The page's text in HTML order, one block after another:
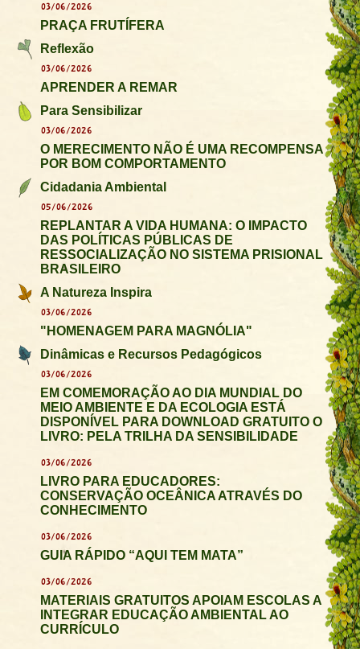
03/06/2026
PRAÇA FRUTÍFERA
Reflexão
03/06/2026
APRENDER A REMAR
Para Sensibilizar
03/06/2026
O MERECIMENTO NÃO É UMA RECOMPENSA
POR BOM COMPORTAMENTO
Cidadania Ambiental
05/06/2026
REPLANTAR A VIDA HUMANA: O IMPACTO
DAS POLÍTICAS PÚBLICAS DE
RESSOCIALIZAÇÃO NO SISTEMA PRISIONAL
BRASILEIRO
A Natureza Inspira
03/06/2026
"HOMENAGEM PARA MAGNÓLIA"
Dinâmicas e Recursos Pedagógicos
03/06/2026
EM COMEMORAÇÃO AO DIA MUNDIAL DO
MEIO AMBIENTE E DA ECOLOGIA ESTÁ
DISPONÍVEL PARA DOWNLOAD GRATUITO O
LIVRO: PELA TRILHA DA SENSIBILIDADE
03/06/2026
LIVRO PARA EDUCADORES:
CONSERVAÇÃO OCEÂNICA ATRAVÉS DO
CONHECIMENTO
03/06/2026
GUIA RÁPIDO “AQUI TEM MATA”
03/06/2026
MATERIAIS GRATUITOS APOIAM ESCOLAS A
INTEGRAR EDUCAÇÃO AMBIENTAL AO
CURRÍCULO